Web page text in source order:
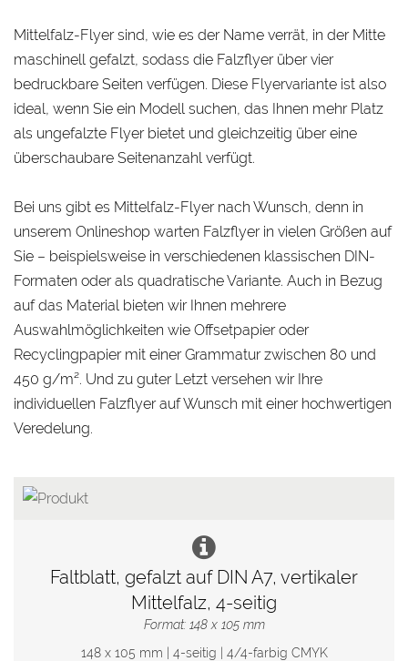
Mittelfalz-Flyer sind, wie es der Name verrät, in der Mitte
maschinell gefalzt, sodass die Falzflyer über vier
bedruckbare Seiten verfügen. Diese Flyervariante ist also
ideal, wenn Sie ein Modell suchen, das Ihnen mehr Platz
als ungefalzte Flyer bietet und gleichzeitig über eine
überschaubare Seitenanzahl verfügt.
Bei uns gibt es Mittelfalz-Flyer nach Wunsch, denn in
unserem Onlineshop warten Falzflyer in vielen Größen auf
Sie – beispielsweise in verschiedenen klassischen DIN-
Formaten oder als quadratische Variante. Auch in Bezug
auf das Material bieten wir Ihnen mehrere
Auswahlmöglichkeiten wie Offsetpapier oder
Recyclingpapier mit einer Grammatur zwischen 80 und
450 g/m². Und zu guter Letzt versehen wir Ihre
individuellen Falzflyer auf Wunsch mit einer hochwertigen
Veredelung.
Faltblatt, gefalzt auf DIN A7, vertikaler
Mittelfalz, 4-seitig
Format: 148 x 105 mm
148 x 105 mm | 4-seitig | 4/4-farbig CMYK